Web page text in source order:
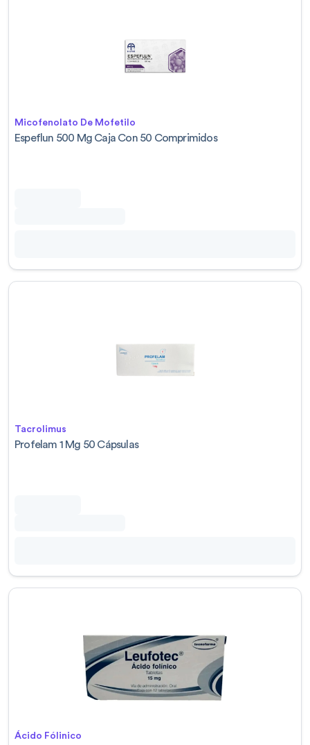
Micofenolato De Mofetilo
Espeflun 500 Mg Caja Con 50 Comprimidos
Tacrolimus
Profelam 1 Mg 50 Cápsulas
Ácido Fólinico